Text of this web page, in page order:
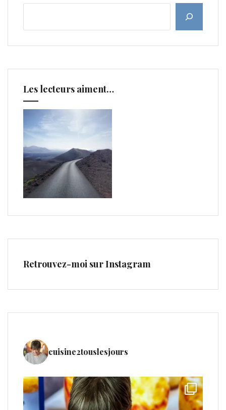
Les lecteurs aiment…
Retrouvez-moi sur Instagram
cuisine2touslesjours